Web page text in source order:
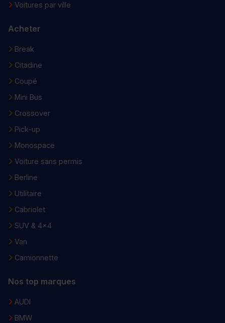
Voitures par ville
Acheter
Break
Citadine
Coupé
Mini Bus
Crossover
Pick-up
Monospace
Voiture sans permis
Berline
Utilitaire
Cabriolet
SUV & 4x4
Van
Camionnette
Nos top marques
AUDI
BMW